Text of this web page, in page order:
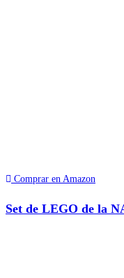
Comprar en Amazon
Set de LEGO de la